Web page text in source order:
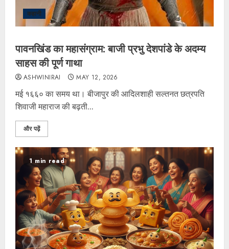
कहानी
पावनखिंड का महासंग्राम: बाजी प्रभु देशपांडे के अदम्य
साहस की पूर्ण गाथा
ASHWINIRAI MAY 12, 2026
मई १६६० का समय था। बीजापुर की आदिलशाही सल्तनत छत्रपति
शिवाजी महाराज की बढ़ती...
और पढ़ें
1 min read